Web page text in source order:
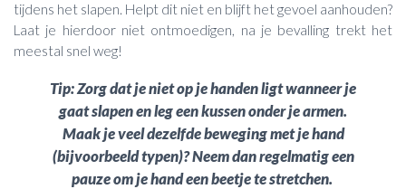
tijdens het slapen. Helpt dit niet en blijft het gevoel aanhouden?
Laat je hierdoor niet ontmoedigen, na je bevalling trekt het
meestal snel weg!
Tip: Zorg dat je niet op je handen ligt wanneer je
gaat slapen en leg een kussen onder je armen.
Maak je veel dezelfde beweging met je hand
(bijvoorbeeld typen)? Neem dan regelmatig een
pauze om je hand een beetje te stretchen.